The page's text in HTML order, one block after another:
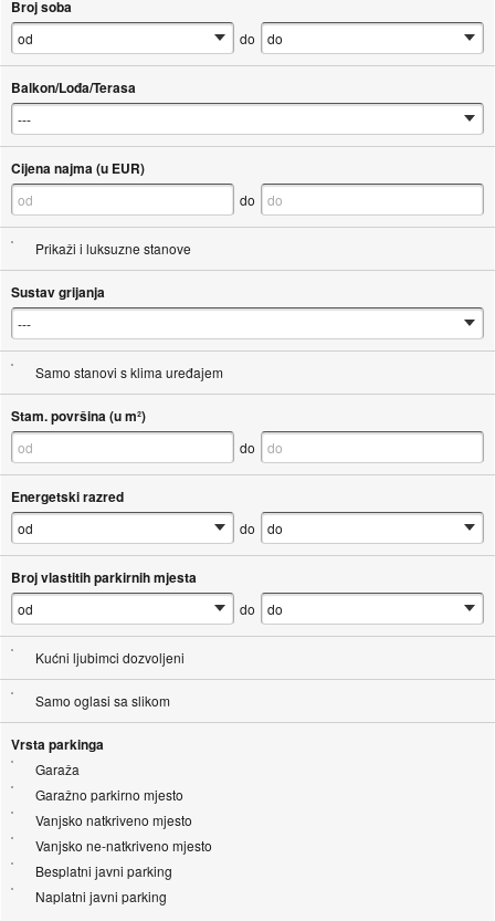
Broj soba
do
Balkon/Lođa/Terasa
Cijena najma (u EUR)
do
Prikaži i luksuzne stanove
Sustav grijanja
Samo stanovi s klima uređajem
Stam. površina (u m²)
do
Energetski razred
do
Broj vlastitih parkirnih mjesta
do
Kućni ljubimci dozvoljeni
Samo oglasi sa slikom
Vrsta parkinga
Garaža
Garažno parkirno mjesto
Vanjsko natkriveno mjesto
Vanjsko ne-natkriveno mjesto
Besplatni javni parking
Naplatni javni parking